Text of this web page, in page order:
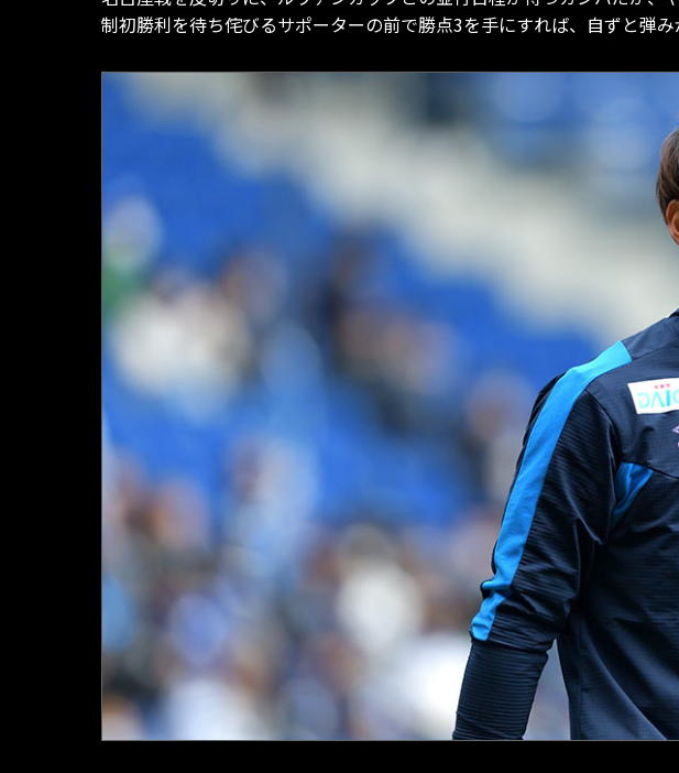
制初勝利を待ち侘びるサポーターの前で勝点3を手にすれば、自ずと弾み